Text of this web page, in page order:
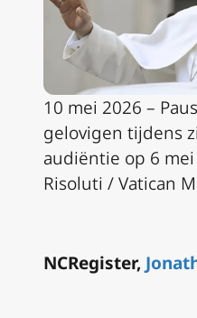
10 mei 2026 –
gelovigen tijdens
audiëntie op 6
Risoluti / Vatican
NCRegister,